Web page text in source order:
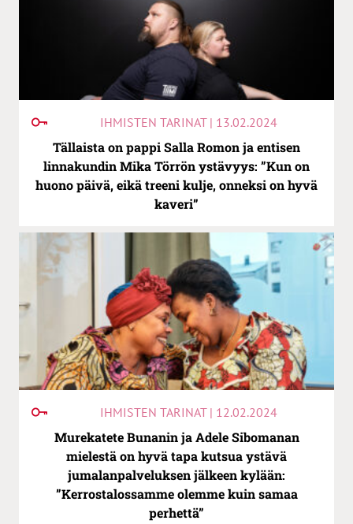
IHMISTEN TARINAT | 13.02.2024
Tällaista on pappi Salla Romon ja entisen
linnakundin Mika Törrön ystävyys: ”Kun on
huono päivä, eikä treeni kulje, onneksi on hyvä
kaveri”
IHMISTEN TARINAT | 12.02.2024
Murekatete Bunanin ja Adele Sibomanan
mielestä on hyvä tapa kutsua ystävä
jumalanpalveluksen jälkeen kylään:
”Kerrostalossamme olemme kuin samaa
perhettä”